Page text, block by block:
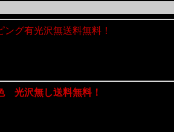
グ有光沢無送料無料！
沢無し送料無料！